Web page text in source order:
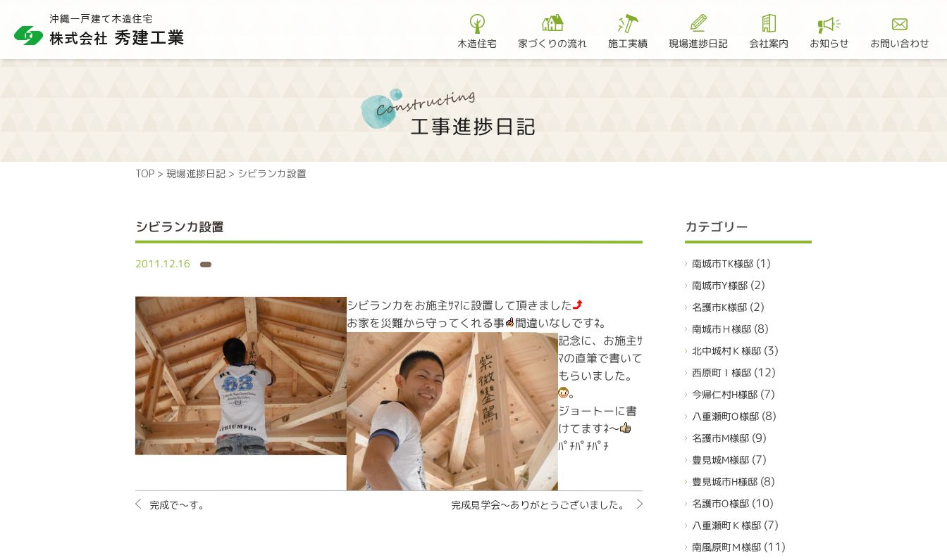
木造住宅 家づくりの流れ 施工実績 現場進捗日記 会社案内 お知らせ お問い合わせ
TOP > 現場進捗日記 > シビランカ設置
シビランカ設置
2011.12.16
シビランカをお施主ｻﾏに設置して頂きました
お家を災難から守ってくれる事 間違いなしですﾈ。
記念に、お施主ｻ
ﾏの直筆で書いて
もらいました。
。
ジョートーに書
けてますﾈ～
ﾊﾟﾁﾊﾟﾁﾊﾟﾁ
完成で～す。 完成見学会～ありがとうございました。
カテゴリー
南城市TK様邸(1)
南城市Y様邸(2)
名護市K様邸(2)
南城市Ｈ様邸(8)
北中城村Ｋ様邸(3)
西原町Ｉ様邸(12)
今帰仁村H様邸(7)
八重瀬町O様邸(8)
名護市M様邸(9)
豊見城M様邸(7)
豊見城市H様邸(8)
名護市O様邸(10)
八重瀬町Ｋ様邸(7)
南風原町Ｍ様邸(11)